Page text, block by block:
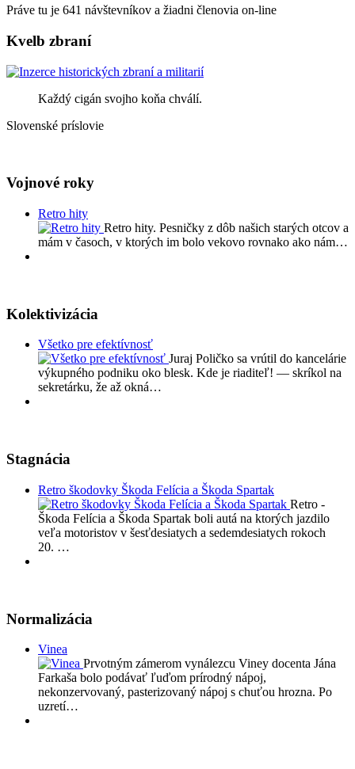
Práve tu je 641 návštevníkov a žiadni členovia on-line
Kvelb zbraní
Každý cigán svojho koňa chválí.
Slovenské príslovie
Vojnové roky
Retro hity
Retro hity. Pesničky z dôb našich starých otcov a
mám v časoch, v ktorých im bolo vekovo rovnako ako nám…
Kolektivizácia
Všetko pre efektívnosť
Juraj Poličko sa vrútil do kancelárie
výkupného podniku oko blesk. Kde je riaditeľ! — skríkol na
sekretárku, že až okná…
Stagnácia
Retro škodovky Škoda Felícia a Škoda Spartak
Retro -
Škoda Felícia a Škoda Spartak boli autá na ktorých jazdilo
veľa motoristov v šesťdesiatych a sedemdesiatych rokoch
20. …
Normalizácia
Vinea
Prvotným zámerom vynálezcu Viney docenta Jána
Farkaša bolo podávať ľuďom prírodný nápoj,
nekonzervovaný, pasterizovaný nápoj s chuťou hrozna. Po
uzretí…